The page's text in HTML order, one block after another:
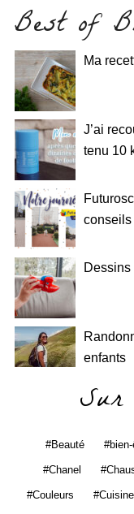
Best of
Ma
J’ai
tenu 10
conseils
enfants
Sur
Beauté
Chanel
Couleurs Cuisine